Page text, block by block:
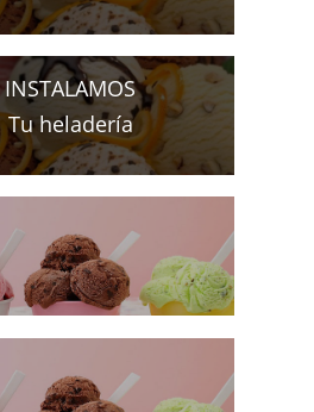
INSTALAMOS
Tu heladería
NEGOCIO
EMPRENDEDORES
NEGOCIO